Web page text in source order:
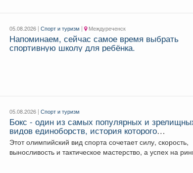
05.08.2026 |Спорт и туризм | Междуреченск
Напоминаем, сейчас самое время выбрать
спортивную школу для ребёнка.
05.08.2026 |Спорт и туризм
Бокс - один из самых популярных и
видов единоборств, история которого
насчитывает не одно столетие.
Этот олимпийский вид спорта сочетает силу, скорость,
выносливость и тактическое мастерство, а успех на